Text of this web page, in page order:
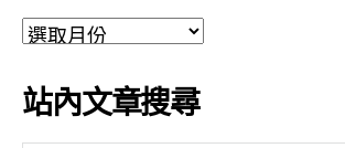
文
彙
整
站內文章搜尋